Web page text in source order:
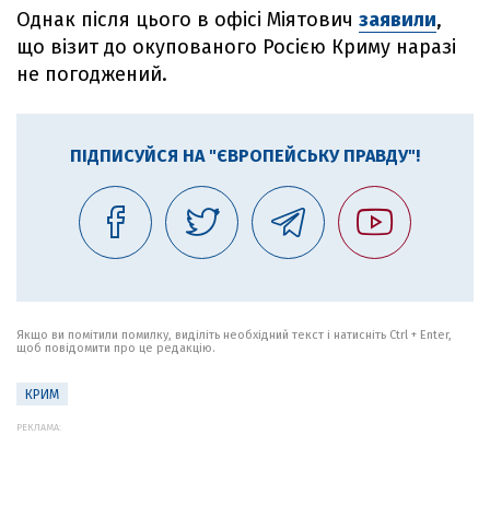
Однак після цього в офісі Міятович заявили,
що візит до окупованого Росією Криму наразі
не погоджений.
ПІДПИСУЙСЯ НА "ЄВРОПЕЙСЬКУ ПРАВДУ"!
Якщо ви помітили помилку, виділіть необхідний текст і натисніть Ctrl + Enter,
щоб повідомити про це редакцію.
КРИМ
РЕКЛАМА: